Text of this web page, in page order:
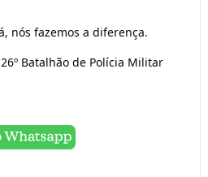
nós fazemos a diferença.
Batalhão de Polícia Militar